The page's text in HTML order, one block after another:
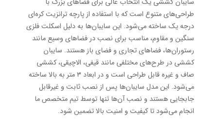
طراحی‌های متنوع است که با استفاده از پارچه ترانزیت کره‌ای
درجه یک ساخته می‌شود. این سایبان‌ها به دلیل اسکلت فلزی
سنگین و مقاوم، مناسب برای نصب در فضاهای وسیع مانند
رستوران‌ها، فضاهای تجاری و فضای باز هستند. سایبان
کششی در طرح‌های مختلفی مانند قیفی، الاچیقی، کششی
صاف و غیره قابل طراحی است و در ابعاد ۳ متر به بالا ساخته
می‌شود. این مدل سایبان‌ها پس از نصب ثابت و غیرقابل
جابجایی هستند و نصب آن‌ها تنها توسط تیم متخصص ما
انجام می‌شود تا کیفیت و امنیت بالا تضمین شود.